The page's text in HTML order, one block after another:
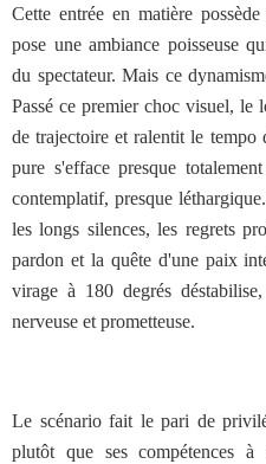
Cette entrée en matière
pose une ambiance poisseuse
du spectateur. Mais ce
Passé ce premier choc visuel, le
de trajectoire et ralentit le tempo
pure s'efface presque
contemplatif, presque
les longs silences, les regrets
pardon et la quête d'une paix
virage à 180 degrés
nerveuse et prometteuse.
Le scénario fait le pari de
plutôt que ses compétences à